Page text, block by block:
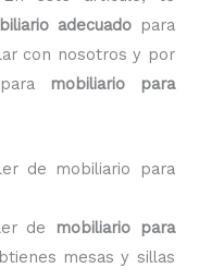
adecuadopara
con nosotros y por
mobiliario para
de mobiliario para
de
mobiliario para
mesas y sillas